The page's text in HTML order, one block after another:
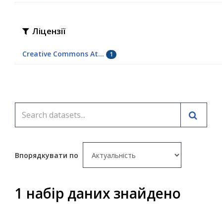
Ліцензії
Creative Commons At... 1
Впорядкувати по
1 набір даних знайдено